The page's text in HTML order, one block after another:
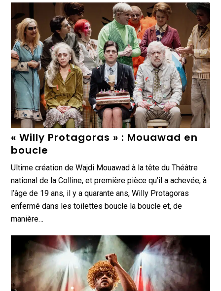
« Willy Protagoras » : Mouawad en
boucle
Ultime création de Wajdi Mouawad à la tête du Théâtre
national de la Colline, et première pièce qu’il a achevée, à
l’âge de 19 ans, il y a quarante ans, Willy Protagoras
enfermé dans les toilettes boucle la boucle et, de
manière…